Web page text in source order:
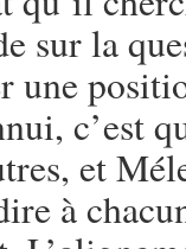
sur la
une
c’est
et
à